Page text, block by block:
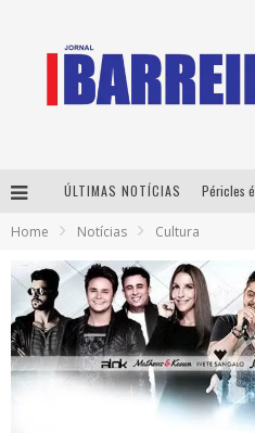
ÚLTIMAS NOTÍCIAS
Home Notícias Cultura